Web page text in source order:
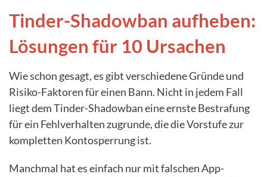
Tinder-Shadowban aufheben:
Lösungen für 10 Ursachen
Wie schon gesagt, es gibt verschiedene Gründe und
Risiko-Faktoren für einen Bann. Nicht in jedem Fall
liegt dem Tinder-Shadowban eine ernste Bestrafung
für ein Fehlverhalten zugrunde, die die Vorstufe zur
kompletten Kontosperrung ist.
Manchmal hat es einfach nur mit falschen App-